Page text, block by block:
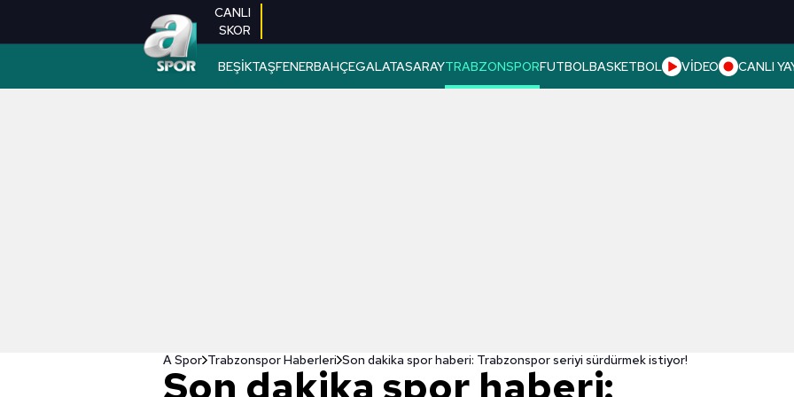
CANLI
SKOR
BEŞİKTAŞFENERBAHÇEGALATASARAYTRABZONSPORFUTBOLBASKETBOL VİDEO CANLI
A Spor Trabzonspor Haberleri Son dakika spor haberi: Trabzonspor seriyi sürdürmek istiyor!
Son dakika spor haberi: